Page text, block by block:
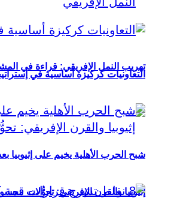
تهريب النمل الإفريقي: قراءة في
إثيوبيا والقرن الإفريقي: تحوُّلات
التعاونيات كركيزة أساسية في
شبح الحرب الأهلية يخيم على إثيوبيا